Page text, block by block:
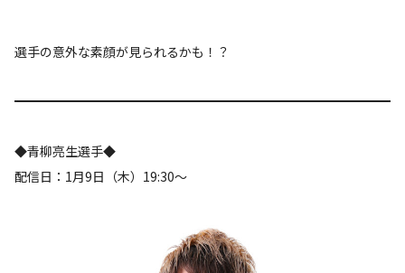
選手の意外な素顔が見られるかも！？
◆青柳亮生選手◆
配信日：1月9日（木）19:30～